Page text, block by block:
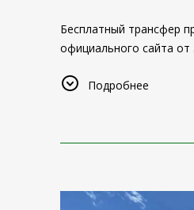
Бесплатный трансфер
официального сайта от
При использовании
пожалуйста, сообщите
Подробнее